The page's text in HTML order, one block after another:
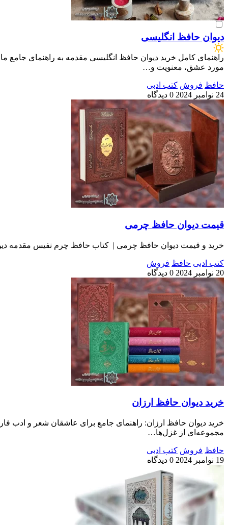
دیوان حافظ انگلیسی
راهنمای کامل خرید دیوان حافظ انگلیسی مقدمه به راهنمای
مورد عشق، معنویت و…
حافظ فروش کتب ادبی
24 نوامبر 2024
0 دیدگاه
قیمت دیوان حافظ چرمی
خرید و قیمت دیوان حافظ چرمی | کتاب حافظ چرم نفیس مقدمه
کتب ادبی حافظ فروش
20 نوامبر 2024
0 دیدگاه
خرید دیوان حافظ ارزان
خرید دیوان حافظ ارزان: راهنمای جامع برای عاشقان شعر و ادب
مجموعه‌ای از غزل‌ها…
حافظ فروش کتب ادبی
19 نوامبر 2024
0 دیدگاه